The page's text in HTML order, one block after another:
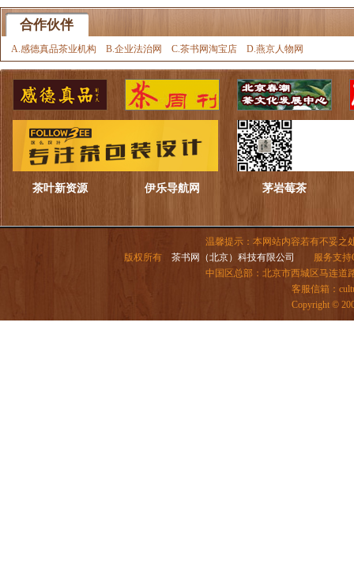
合作伙伴
A.感德真品茶业机构 B.企业法治网 C.茶书网淘宝店 D.燕京人物网
茶叶新资源 伊乐导航网 茅岩莓茶
温馨提示：本网站内容若有不妥之
版权所有茶书网（北京）科技有限公司
服务支持
中国区总部：北京市西城区马连道
客服信箱：
Copyright ©